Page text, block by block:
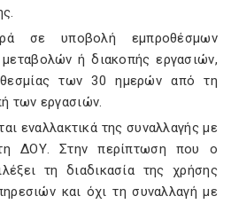
σε υποβολή εμπροθέσμων
ή διακοπής εργασιών,
των 30 ημερών από τη
των εργασιών.
εναλλακτικά της συναλλαγής με
ΔΟΥ. Στην περίπτωση που ο
τη διαδικασία της χρήσης
και όχι τη συναλλαγή με